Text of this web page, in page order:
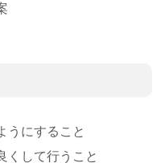
うにすること
くして行うこと